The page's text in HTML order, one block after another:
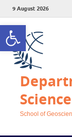
Open toolbar
9 August 2026
School of